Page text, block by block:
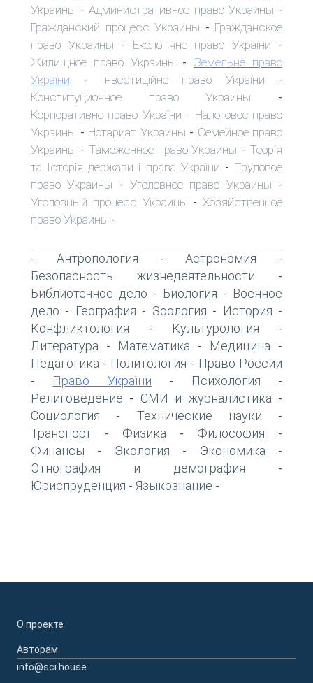
Украины -Административное право Украины -
Гражданский процесс Украины - Гражданское
право Украины - Екологічне право України -
Жилищное право Украины - Земельне право
України - Інвестиційне право України -
Конституционное право Украины -
Корпоративне право України - Налоговое право
Украины - Нотариат Украины - Семейное право
Украины - Таможенное право Украины - Теорія
та Історія держави і права України - Трудовое
право Украины -Уголовное право Украины -
Уголовный процесс Украины - Хозяйственное
право Украины -
- Антропология -Астрономия -
Безопасность жизнедеятельности -
Библиотечное дело - Биология - Военное
дело - География - Зоология - История -
Конфликтология - Культурология -
Литература - Математика - Медицина -
Педагогика - Политология - Право России
- Право України - Психология -
Религоведение - СМИ и журналистика -
Социология - Технические науки -
Транспорт - Физика - Философия -
Финансы - Экология - Экономика -
Этнография и демография -
Юриспруденция - Языкознание -
О проекте
Авторам
info@sci.house